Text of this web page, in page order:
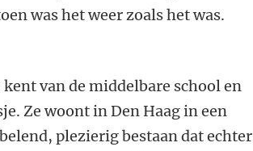
was het weer zoals het was.
van de middelbare school en
Ze woont in Den Haag in een
plezierig bestaan dat echter